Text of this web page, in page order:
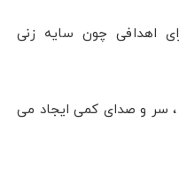
اهدافی چون سایه زنی
، سر و صدای کمی ایجاد می